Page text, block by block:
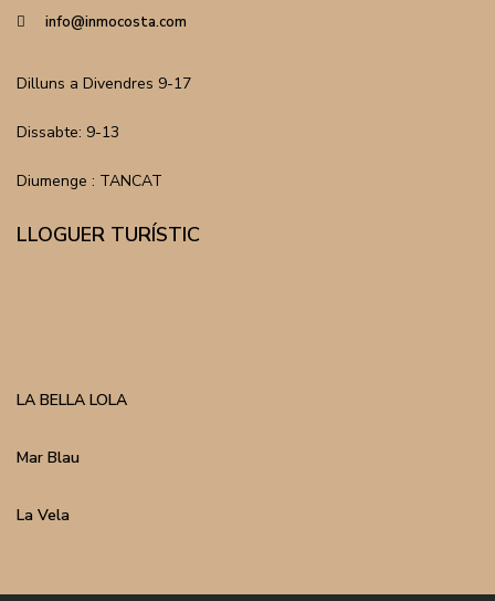
info@inmocosta.com
Dilluns a Divendres 9-17
Dissabte: 9-13
Diumenge : TANCAT
LLOGUER TURÍSTIC
LA BELLA LOLA
Mar Blau
La Vela